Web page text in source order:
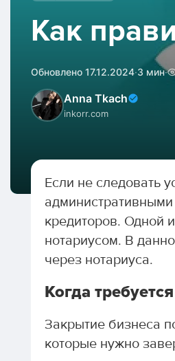
Как
Обновлено 17.12.2024·3 мин·
Anna Tkach
inkorr.com
Если не следовать
кредиторов. Одной
нотариусом. В
через нотариуса.
Когда
Закрытие бизнеса
которые нужно